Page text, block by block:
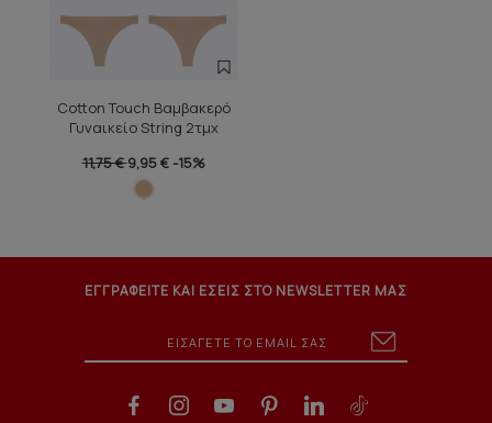
Cotton Touch Βαμβακερό
Γυναικείο String 2τμχ
11,75 €9,95 € -15%
ΕΓΓΡΑΦΕΙΤΕ ΚΑΙ ΕΣΕΙΣ ΣΤΟ NEWSLETTER ΜΑΣ